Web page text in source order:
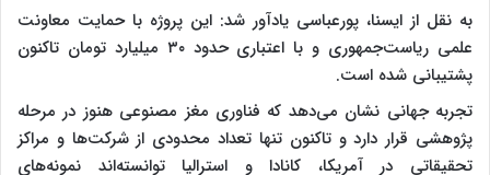
به نقل از ایسنا، پورعباسی یادآور شد: این پروژه با حمایت معاونت
علمی ریاست‌جمهوری و با اعتباری حدود ۳۰ میلیارد تومان تاکنون
پشتیبانی شده است.
تجربه جهانی نشان می‌دهد که فناوری مغز مصنوعی هنوز در مرحله
پژوهشی قرار دارد و تاکنون تنها تعداد محدودی از شرکت‌ها و مراکز
تحقیقاتی در آمریکا، کانادا و استرالیا توانسته‌اند نمونه‌های